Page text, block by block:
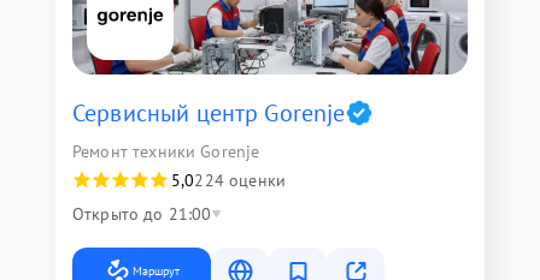
Сервисный центр Gorenje
Ремонт техники Gorenje
5,0224 оценки
Открыто до 21:00
Маршрут